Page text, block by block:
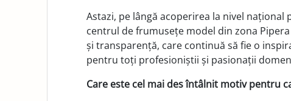
Astazi, pe lângă acoperirea la nivel
centrul de frumusețe model din zona Pipera
și transparență, care continuă să fie o
pentru toți profesioniștii și pasionații
Care este cel mai des întâlnit motiv pentru